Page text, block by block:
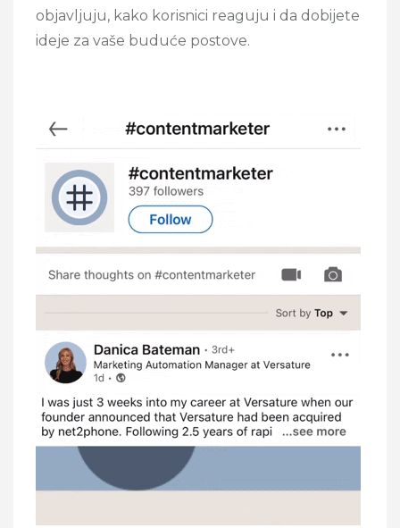
objavljuju, kako korisnici reaguju i da dobijete
ideje za vaše buduće postove.